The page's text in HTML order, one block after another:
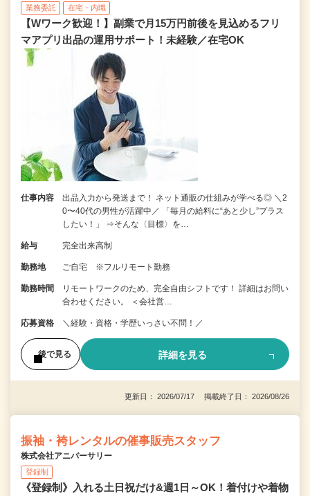
業務委託 在宅・内職
【Wワーク歓迎！】副業で月15万円前後を見込めるフリ
マアプリ出品の運用サポート！未経験／在宅OK
仕事内容
出品入力から発送まで！ ネット通販の仕組みが学べる◎ ＼2
0〜40代の男性が活躍中／ 「毎月の給料に“あと少し”プラス
したい！」 ⇒そんな〈目標〉を…
給与 完全出来高制
勤務地 ご自宅 ※フルリモート勤務
勤務時間
リモートワークのため、完全自由シフトです！ 詳細はお問い
合わせください。 ＜会社営…
応募資格 ＼経験・資格・学歴いっさい不問！／
後で見る 詳細を見る
更新日： 2026/07/17 掲載終了日： 2026/08/26
振袖・袴レンタルの催事販売スタッフ
株式会社アニバーサリー
登録制
《登録制》入れる土日祝だけ&週1日～OK！着付けや着物